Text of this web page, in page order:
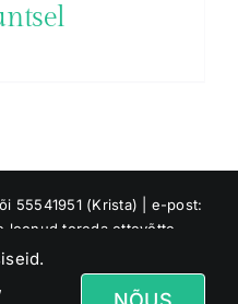
55541951 (Krista) | e-post:
loonud toreda ettevõtte
nimest Jõesaar :)
Jõgeva vallas